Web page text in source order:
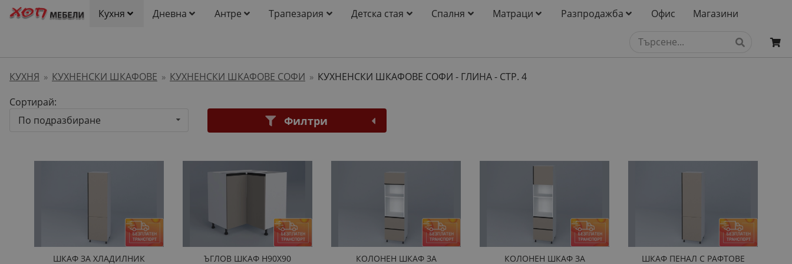
Кухня Дневна Антре Трапезария Детска стая Спалня Матраци Разпродажба Офис Магазини
КУХНЯ » КУХНЕНСКИ ШКАФОВЕ » КУХНЕНСКИ ШКАФОВЕ СОФИ » КУХНЕНСКИ ШКАФОВЕ СОФИ - ГЛИНА- СТР. 4
Сортирай:
По подразбиране
Филтри
ШКАФ ЗА ХЛАДИЛНИК
ЪГЛОВ ШКАФ H90Х90
КОЛОНЕН ШКАФ ЗА
КОЛОНЕН ШКАФ ЗА
ШКАФ ПЕНАЛ С РАФТОВЕ